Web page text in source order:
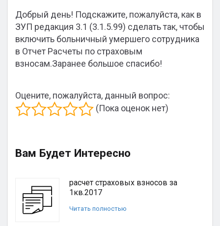
Добрый день! Подскажите, пожалуйста, как в
ЗУП редакция 3.1 (3.1.5.99) сделать так, чтобы
включить больничный умершего сотрудника
в Отчет Расчеты по страховым
взносам.Заранее большое спасибо!
Оцените, пожалуйста, данный вопрос:
(Пока оценок нет)
Вам Будет Интересно
расчет страховых взносов за
1кв.2017
Читать полностью